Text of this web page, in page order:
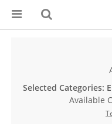
Selected Categories:
Available